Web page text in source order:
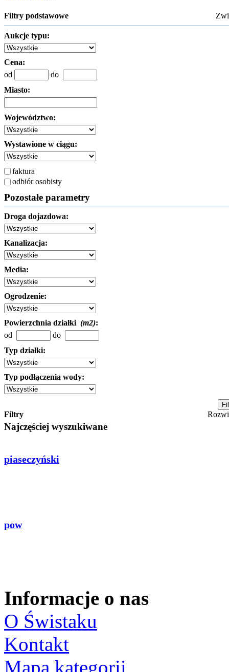
Filtry podstawowe
Aukcje typu:
Cena:
od
do
Miasto:
Województwo:
Wystawione w ciągu:
faktura
odbiór osobisty
Pozostałe parametry
Droga dojazdowa:
Kanalizacja:
Media:
Ogrodzenie:
Powierzchnia działki (m2):
od
do
Typ działki:
Typ podłączenia wody:
Filtry
Najczęściej wyszukiwane
piaseczyński
pow
Informacje o nas
O Świstaku
Kontakt
Mapa kategorii